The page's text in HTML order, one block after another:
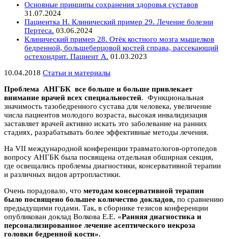
Основные принципы сохранения здоровья суставов
31.07.2024
Пациентка Н. Клинический пример 29. Лечение болезни
Пертеса. 03.06.2024
Клинический пример 28. Отёк костного мозга мыщелков
бедренной, большеберцовой костей справа, рассекающий
остехондрит. Пациент А. 01.03.2023
10.04.2018 Статьи и материалы
Проблема АНГБК все больше и больше привлекает
внимание врачей всех специальностей. Функциональная
значимость тазобедренного сустава для человека, увеличение
числа пациентов молодого возраста, высокая инвалидизация
заставляет врачей активно искать это заболевание на ранних
стадиях, разрабатывать более эффективные методы лечения.
На VII международной конференции травматологов-ортопедов
вопросу АНГБК была посвящена отдельная обширная секция,
где освещались проблемы диагностики, консервативной терапии
и различных видов артропластики.
Очень порадовало, что методам консервативной терапии
было посвящено большее количество докладов, по сравнению
предыдущими годами. Так, в сборнике тезисов конференции
опубликован доклад Волкова Е.Е. «Ранняя диагностика и
персонализированное лечение асептического некроза
головки бедренной кости».